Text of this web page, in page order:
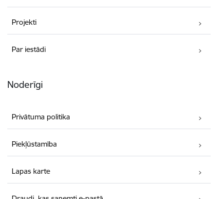
Projekti
Par iestādi
Noderīgi
Privātuma politika
Piekļūstamība
Lapas karte